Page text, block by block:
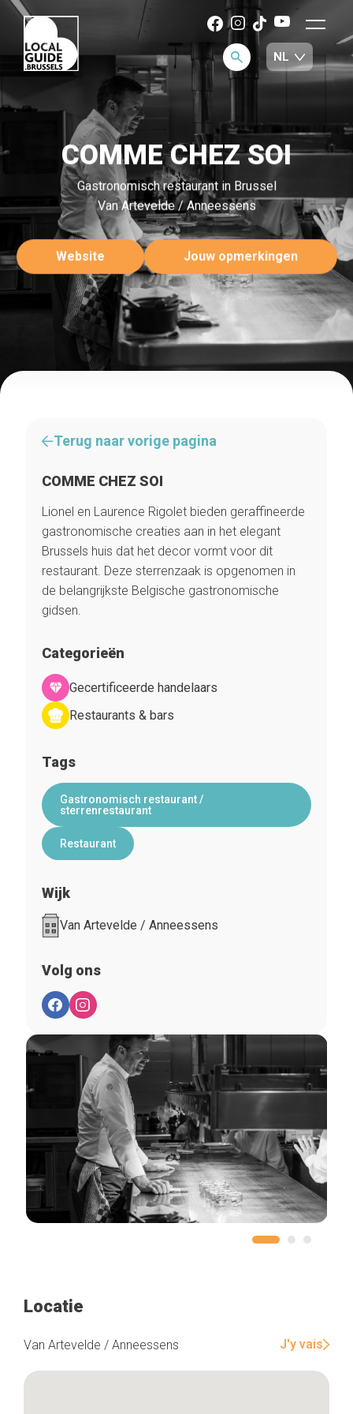
COMME CHEZ SOI
Gastronomisch restaurant in Brussel
Van Artevelde / Anneessens
Website Jouw opmerkingen
Terug naar vorige pagina
COMME CHEZ SOI
Lionel en Laurence Rigolet bieden geraffineerde
gastronomische creaties aan in het elegant
Brussels huis dat het decor vormt voor dit
restaurant. Deze sterrenzaak is opgenomen in
de belangrijkste Belgische gastronomische
gidsen.
Categorieën
Gecertificeerde handelaars
Restaurants & bars
Tags
Gastronomisch restaurant /
sterrenrestaurant
Restaurant
Wijk
Van Artevelde / Anneessens
Volg ons
Locatie
Van Artevelde / Anneessens J'y vais